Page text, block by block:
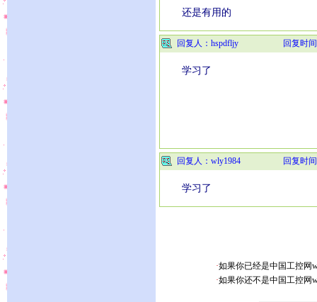
还是有用的
回复人：hspdfljy 回复时
学习了
回复人：wly1984 回复时
学习了
·如果你已经是中国工控网
·如果你还不是中国工控网